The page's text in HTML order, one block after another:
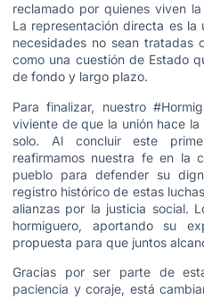
reclamado por quienes viven
La representación directa es
necesidades no sean tratadas
como una cuestión de Estado
de fondo y largo plazo.
Para finalizar, nuestro
viviente de que la unión hace
solo. Al concluir este
reafirmamos nuestra fe en la
pueblo para defender su
registro histórico de estas
alianzas por la justicia social.
hormiguero, aportando su
propuesta para que juntos
Gracias por ser parte de
paciencia y coraje, está